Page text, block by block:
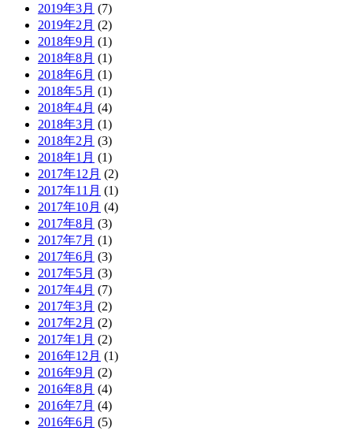
2019年3月 (7)
2019年2月 (2)
2018年9月 (1)
2018年8月 (1)
2018年6月 (1)
2018年5月 (1)
2018年4月 (4)
2018年3月 (1)
2018年2月 (3)
2018年1月 (1)
2017年12月 (2)
2017年11月 (1)
2017年10月 (4)
2017年8月 (3)
2017年7月 (1)
2017年6月 (3)
2017年5月 (3)
2017年4月 (7)
2017年3月 (2)
2017年2月 (2)
2017年1月 (2)
2016年12月 (1)
2016年9月 (2)
2016年8月 (4)
2016年7月 (4)
2016年6月 (5)